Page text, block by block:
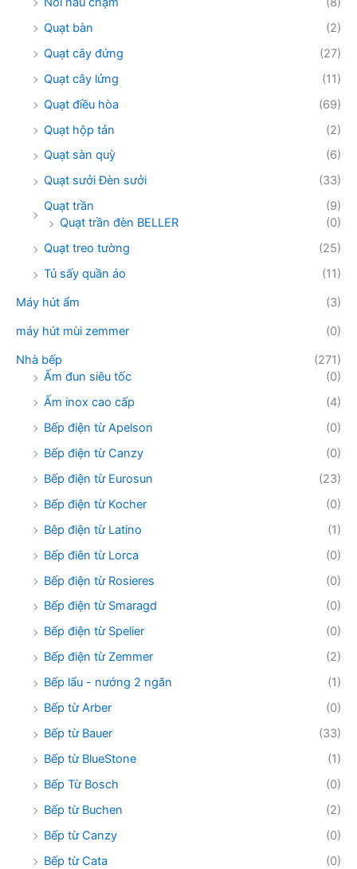
Quạt bàn
(2)
Quạt cây đứng
(27)
Quạt cây lửng
(11)
Quạt điều hòa
(69)
Quạt hộp tản
(2)
Quạt sàn quỳ
(6)
Quạt sưởi Đèn sưởi
(33)
Quạt trần
(9)
Quạt trần đèn BELLER
(0)
Quạt treo tường
(25)
Tủ sấy quần áo
(11)
Máy hút ẩm
(3)
máy hút mùi zemmer
(0)
Nhà bếp
(271)
Ấm đun siêu tốc
(0)
Ấm inox cao cấp
(4)
Bếp điện từ Apelson
(0)
Bếp điện từ Canzy
(0)
Bếp điện từ Eurosun
(23)
Bếp điện từ Kocher
(0)
Bêp điện từ Latino
(1)
Bếp điên từ Lorca
(0)
Bếp điện từ Rosieres
(0)
Bếp điện từ Smaragd
(0)
Bếp điện từ Spelier
(0)
Bếp điện từ Zemmer
(2)
Bếp lẩu - nướng 2 ngăn
(1)
Bếp từ Arber
(0)
Bếp từ Bauer
(33)
Bếp từ BlueStone
(1)
Bếp Từ Bosch
(0)
Bếp từ Buchen
(2)
Bếp từ Canzy
(0)
Bếp từ Cata
(0)